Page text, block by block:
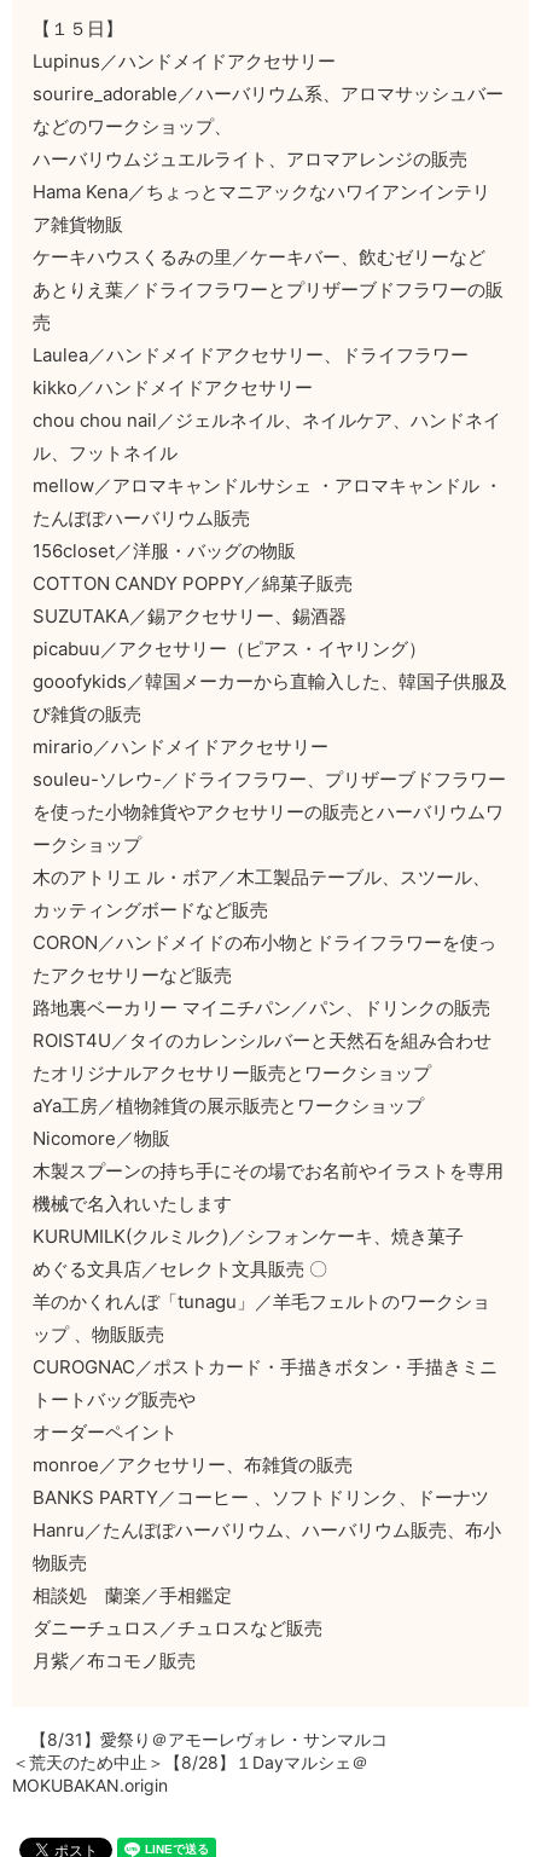
【１５日】
Lupinus／ハンドメイドアクセサリー
sourire_adorable／ハーバリウム系、アロマサッシュバー
などのワークショップ、
ハーバリウムジュエルライト、アロマアレンジの販売
Hama Kena／ちょっとマニアックなハワイアンインテリ
ア雑貨物販
ケーキハウスくるみの里／ケーキバー、飲むゼリーなど
あとりえ葉／ドライフラワーとプリザーブドフラワーの販
売
Laulea／ハンドメイドアクセサリー、ドライフラワー
kikko／ハンドメイドアクセサリー
chou chou nail／ジェルネイル、ネイルケア、ハンドネイ
ル、フットネイル
mellow／アロマキャンドルサシェ ・アロマキャンドル ・
たんぽぽハーバリウム販売
156closet／洋服・バッグの物販
COTTON CANDY POPPY／綿菓子販売
SUZUTAKA／錫アクセサリー、錫酒器
picabuu／アクセサリー（ピアス・イヤリング）
gooofykids／韓国メーカーから直輸入した、韓国子供服及
び雑貨の販売
mirario／ハンドメイドアクセサリー
souleu-ソレウ-／ドライフラワー、プリザーブドフラワー
を使った小物雑貨やアクセサリーの販売とハーバリウムワ
ークショップ
木のアトリエ ル・ボア／木工製品テーブル、スツール、
カッティングボードなど販売
CORON／ハンドメイドの布小物とドライフラワーを使っ
たアクセサリーなど販売
路地裏ベーカリー マイニチパン／パン、ドリンクの販売
ROIST4U／タイのカレンシルバーと天然石を組み合わせ
たオリジナルアクセサリー販売とワークショップ
aYa工房／植物雑貨の展示販売とワークショップ
Nicomore／物販
木製スプーンの持ち手にその場でお名前やイラストを専用
機械で名入れいたします
KURUMILK(クルミルク)／シフォンケーキ、焼き菓子
めぐる文具店／セレクト文具販売 〇
羊のかくれんぼ「tunagu」／羊毛フェルトのワークショ
ップ 、物販販売
CUROGNAC／ポストカード・手描きボタン・手描きミニ
トートバッグ販売や
オーダーペイント
monroe／アクセサリー、布雑貨の販売
BANKS PARTY／コーヒー 、ソフトドリンク、ドーナツ
Hanru／たんぽぽハーバリウム、ハーバリウム販売、布小
物販売
相談処 蘭楽／手相鑑定
ダニーチュロス／チュロスなど販売
月紫／布コモノ販売
【8/31】愛祭り＠アモーレヴォレ・サンマルコ
＜荒天のため中止＞【8/28】１Dayマルシェ＠
MOKUBAKAN.origin